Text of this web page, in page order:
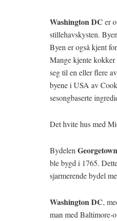
Washington DC er
stillehavskysten.
Byen er også kjent
Mange kjente kokker
seg til en eller flere
byene i USA av
sesongbaserte
Det hvite hus med
Bydelen Georgetown
ble bygd i 1765.
sjarmerende bydel
Washington DC,
man med Baltimore-